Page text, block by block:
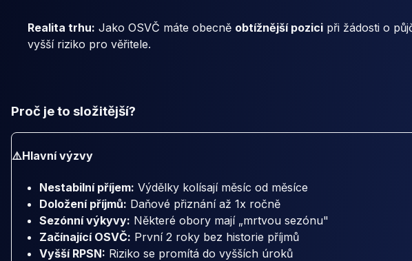
Realita trhu: Jako OSVČ máte obecně obtížnější pozici při žádosti o
vyšší riziko pro věřitele.
Proč je to složitější?
⚠️Hlavní výzvy
Nestabilní příjem: Výdělky kolísají měsíc od měsíce
Doložení příjmů: Daňové přiznání až 1x ročně
Sezónní výkyvy: Některé obory mají „mrtvou sezónu"
Začínající OSVČ: První 2 roky bez historie příjmů
Vyšší RPSN: Riziko se promítá do vyšších úroků